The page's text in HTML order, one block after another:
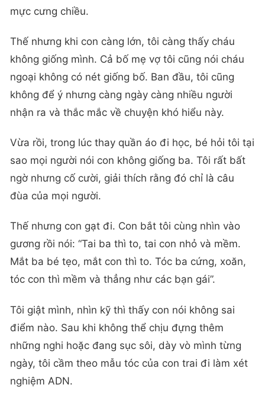
mực cưng chiều.
Thế nhưng khi con càng lớn, tôi càng thấy cháu
không giống mình. Cả bố mẹ vợ tôi cũng nói cháu
ngoại không có nét giống bố. Ban đầu, tôi cũng
không để ý nhưng càng ngày càng nhiều người
nhận ra và thắc mắc về chuyện khó hiểu này.
Vừa rồi, trong lúc thay quần áo đi học, bé hỏi tôi tại
sao mọi người nói con không giống ba. Tôi rất bất
ngờ nhưng cố cười, giải thích rằng đó chỉ là câu
đùa của mọi người.
Thế nhưng con gạt đi. Con bắt tôi cùng nhìn vào
gương rồi nói: “Tai ba thì to, tai con nhỏ và mềm.
Mắt ba bé tẹo, mắt con thì to. Tóc ba cứng, xoăn,
tóc con thì mềm và thẳng như các bạn gái”.
Tôi giật mình, nhìn kỹ thì thấy con nói không sai
điểm nào. Sau khi không thể chịu đựng thêm
những nghi hoặc đang sục sôi, dày vò mình từng
ngày, tôi cầm theo mẫu tóc của con trai đi làm xét
nghiệm ADN.